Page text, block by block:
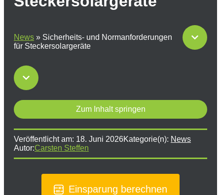
News » Sicherheits- und Normanforderungen
für Steckersolargeräte
Zum Inhalt springen
Veröffentlicht am: 18. Juni 2026Kategorie(n): News
Autor:Carsten Steffen
Einsparung berechnen